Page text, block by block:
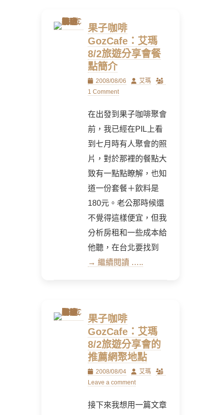
果子咖啡
GozCafe：艾瑪
8/2旅遊分享會餐
點簡介
Posted
on
2008/08/06 Author
艾瑪
1 Comment
在出發到果子咖啡聚會
前，我已經在PIL上看
到七月時有人聚會的照
片，對於那裡的餐點大
致有一點點瞭解，也知
道一份套餐＋飲料是
180元。老公那時候還
不覺得這樣便宜，但我
分析房租和一些成本給
他聽，在台北要找到
→ 繼續閱讀 …..
果子咖啡
GozCafe：艾瑪
8/2旅遊分享會的
推薦網聚地點
Posted
on
2008/08/04 Author
艾瑪
Leave a comment
接下來我想用一篇文章